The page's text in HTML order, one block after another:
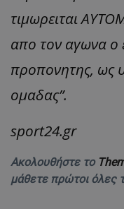
τιμωρειται
απο τον αγωνα ο
προπονητης, ως
ομαδας”.
sport24.gr
Ακολουθήστε το
μάθετε πρώτοι όλες